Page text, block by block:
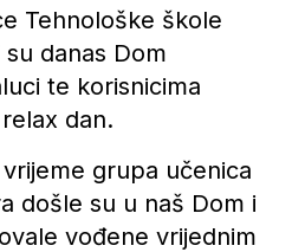
Tehnološke škole
danas Dom
te korisnicima
dan.
grupa učenica
došle su u naš Dom i
vođene vrijednim